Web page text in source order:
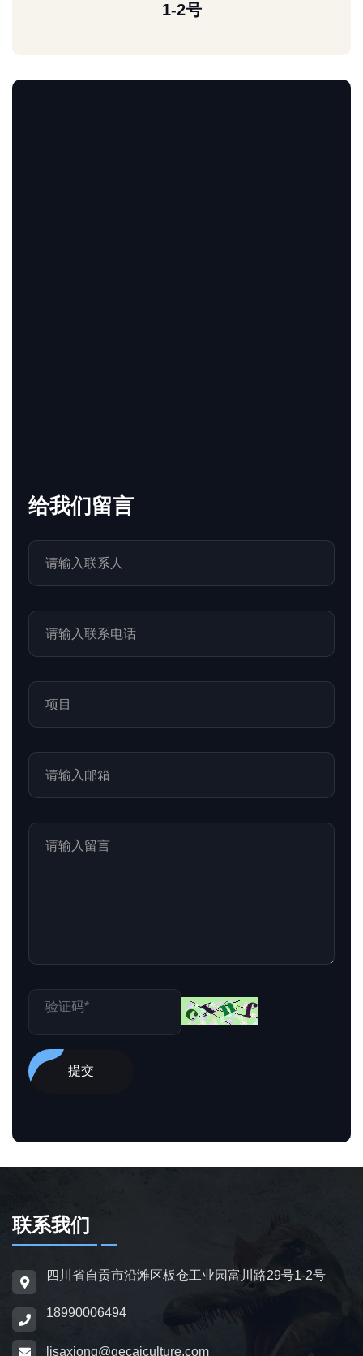
1-2号
给我们留言
提交
联系我们
四川省自贡市沿滩区板仓工业园富川路29号1-2号
18990006494
lisaxiong@gecaiculture.com